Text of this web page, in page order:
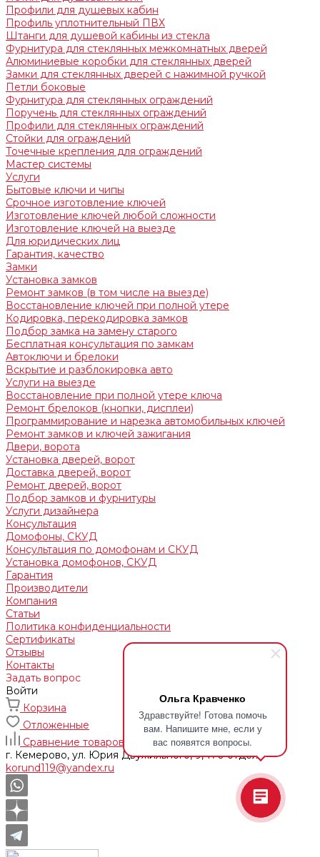
Ольга Кравченко
Здравствуйте! Готова помочь
вам. Напишите мне, если у
вас появятся вопросы.
Профили для душевых кабин
Профиль уплотнительный ПВХ
Штанги для душевой кабины из стекла
Фурнитура для стеклянных межкомнатных дверей
Алюминиевые коробки для стеклянных дверей
Замки для стеклянных дверей с нажимной ручкой
Петли боковые
Фурнитура для стеклянных ограждений
Поручень для стеклянных ограждений
Профили для стеклянных ограждений
Стойки для ограждений
Точечные крепления для ограждений
Мастер системы
Услуги
Бытовые ключи и чипы
Срочное изготовление ключей
Изготовление ключей любой сложности
Изготовление ключей на выезде
Для юридических лиц
Гарантия, качество
Замки
Установка замков
Ремонт замков (в том числе на выезде)
Восстановление ключей при полной утере
Кодировка, перекодировка замков
Подбор замка на замену старого
Бесплатная консультация по замкам
Автоключи и брелоки
Вскрытие и разблокировка авто
Услуги на выезде
Восстановление при полной утере ключа
Ремонт брелоков (кнопки, дисплеи)
Программирование и нарезка автомобильных ключей
Ремонт замков и ключей зажигания
Двери, ворота
Установка дверей, ворот
Доставка дверей, ворот
Ремонт дверей, ворот
Подбор замков и фурнитуры
Услуги дизайнера
Консультация
Домофоны, СКУД
Консультация по домофонам и СКУД
Установка домофонов, СКУД
Гарантия
Производители
Компания
Статьи
Политика конфиденциальности
Сертификаты
Отзывы
Контакты
Задать вопрос
Войти
Корзина
Отложенные
Сравнение товаров
г. Кемерово, ул. Юрия Двужильного, 9, 170 отдел
korund119@yandex.ru